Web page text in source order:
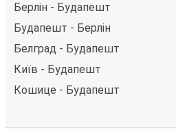
Берлін - Будапешт
Будапешт - Берлін
Белград - Будапешт
Київ - Будапешт
Кошице - Будапешт